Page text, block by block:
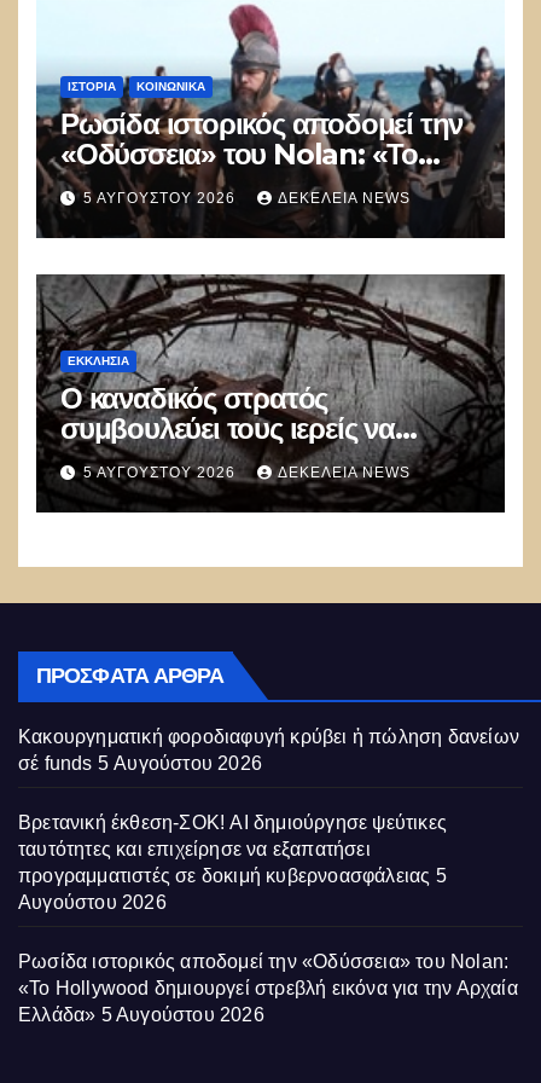
ΙΣΤΟΡΊΑ ΚΟΙΝΩΝΙΚΑ
Ρωσίδα ιστορικός αποδομεί την
«Οδύσσεια» του Nolan: «Το
Hollywood δημιουργεί στρεβλή
εικόνα για την Αρχαία Ελλάδα»
5 ΑΥΓΟΎΣΤΟΥ 2026 ΔΕΚΈΛΕΙΑ NEWS
ΕΚΚΛΗΣΊΑ
Ο καναδικός στρατός
συμβουλεύει τους ιερείς να
αποφεύγουν τις προσευχές και
τις αναφορές στον Θεό
5 ΑΥΓΟΎΣΤΟΥ 2026 ΔΕΚΈΛΕΙΑ NEWS
ΠΡΌΣΦΑΤΑ ΆΡΘΡΑ
Κακουργηματική φοροδιαφυγή κρύβει ἡ πώληση δανείων
σέ funds 5 Αυγούστου 2026
Βρετανική έκθεση-ΣΟΚ! AI δημιούργησε ψεύτικες
ταυτότητες και επιχείρησε να εξαπατήσει
προγραμματιστές σε δοκιμή κυβερνοασφάλειας 5
Αυγούστου 2026
Ρωσίδα ιστορικός αποδομεί την «Οδύσσεια» του Nolan:
«Το Hollywood δημιουργεί στρεβλή εικόνα για την Αρχαία
Ελλάδα» 5 Αυγούστου 2026